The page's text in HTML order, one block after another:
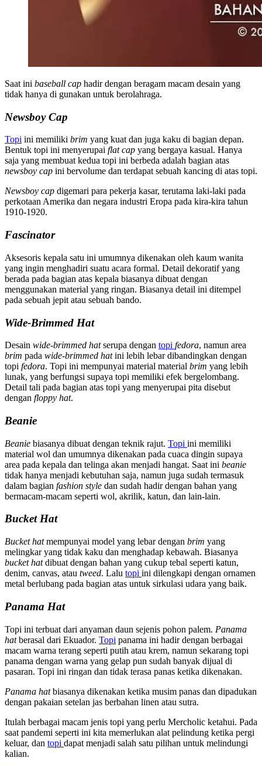
Saat ini baseball cap hadir dengan beragam macam desain yang
tidak hanya di gunakan untuk berolahraga.
Newsboy Cap
Topi ini memiliki brim yang kuat dan juga kaku di bagian depan.
Bentuk topi ini menyerupai flat cap yang bergaya kasual. Hanya
saja yang membuat kedua topi ini berbeda adalah bagian atas
newsboy cap ini bervolume dan terdapat sebuah kancing di atas topi.
Newsboy cap digemari para pekerja kasar, terutama laki-laki pada
perkotaan Amerika dan negara industri Eropa pada kira-kira tahun
1910-1920.
Fascinator
Aksesoris kepala satu ini umumnya dikenakan oleh kaum wanita
yang ingin menghadiri suatu acara formal. Detail dekoratif yang
berada pada bagian atas kepala biasanya dibuat dengan
menggunakan material yang ringan. Biasanya detail ini ditempel
pada sebuah jepit atau sebuah bando.
Wide-Brimmed Hat
Desain wide-brimmed hatserupa dengan topi fedora, namun area
brim pada wide-brimmed hatini lebih lebar dibandingkan dengan
topi fedora. Topi ini mempunyai material material brim yang lebih
lunak, yang berfungsi supaya topi memiliki efek bergelombang.
Detail tali pada bagian atas topi yang menyerupai pita disebut
dengan floppy hat.
Beanie
Beanie biasanya dibuat dengan teknik rajut. Topi ini memiliki
material wol dan umumnya dikenakan pada cuaca dingin supaya
area pada kepala dan telinga akan menjadi hangat. Saat ini beanie
tidak hanya menjadi kebutuhan saja, namun juga sudah termasuk
dalam bagian fashion style dan sudah hadir dengan bahan yang
bermacam-macam seperti wol, akrilik, katun, dan lain-lain.
Bucket Hat
Bucket hatmempunyai model yang lebar dengan brim yang
melingkar yang tidak kaku dan menghadap kebawah. Biasanya
bucket hatdibuat dengan bahan yang cukup tebal seperti katun,
denim, canvas, atau tweed. Lalu topi ini dilengkapi dengan ornamen
metal berlubang pada bagian atas untuk sirkulasi udara yang baik.
Panama Hat
Topi ini terbuat dari anyaman daun sejenis pohon palem. Panama
hatberasal dari Ekuador. Topi panama ini hadir dengan berbagai
macam warna terang seperti putih atau krem, namun sekarang topi
panama dengan warna yang gelap pun sudah banyak dijual di
pasaran. Topi ini ringan dan tidak terasa panas ketika dikenakan.
Panama hatbiasanya dikenakan ketika musim panas dan dipadukan
dengan pakaian setelan jas berbahan linen atau sutra.
Itulah berbagai macam jenis topi yang perlu Mercholic ketahui. Pada
saat pandemi seperti ini kita memerlukan alat pelindung ketika pergi
keluar, dan topi dapat menjadi salah satu pilihan untuk melindungi
kalian.